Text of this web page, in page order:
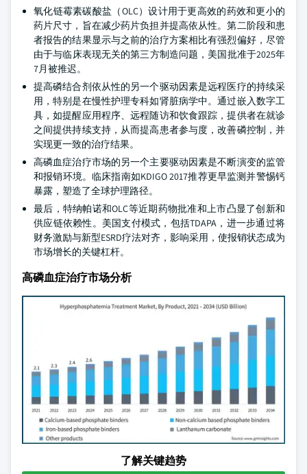
氧化链霉素碳酸盐（OLC）设计用于更高效的药效和更小的
药片尺寸，旨在减少药片负担并提高依从性。第二阶段和患
者报告的结果显示与之前的治疗方案相比有强烈偏好，尽管
由于与临床表现无关的第三方制造问题，美国批准于2025年
7月被推迟。
提高磷结合剂依从性的另一个驱动因素是远程医疗的持续采
用，特别是在慢性护理专科如肾脏病学中。通过嵌入数字工
具，如提醒应用程序、远程随访和饮食跟踪，提供者在就诊
之间提供持续支持，从而提高患者参与度，改善磷控制，并
实现更一致的治疗结果。
高磷血症治疗市场的另一个主要驱动因素是不断演变的监管
和报销环境。临床指南如KDIGO 2017推荐更早监测并警惕钙
暴露，塑造了全球护理路径。
最后，特纳帕诺和OLC等近期药物批准和上市凸显了创新和
供应链依赖性。美国支付模式，包括TDAPA，进一步通过将
财务激励与新型ESRD疗法对齐，影响采用，使报销状态成为
市场增长的关键杠杆。
高磷血症治疗市场分析
了解关键趋势